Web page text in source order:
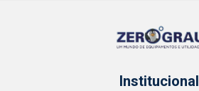
Institucional